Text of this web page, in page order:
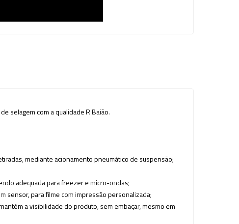
selagem com a qualidade R Baião.
mediante acionamento pneumático de suspensão;
adequada para freezer e micro-ondas;
sensor, para filme com impressão personalizada;
a visibilidade do produto, sem embaçar, mesmo em